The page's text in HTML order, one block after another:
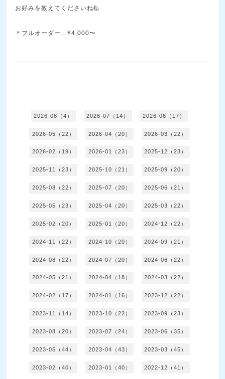
お好みを教えてくださいね🙋
＊フルオーダー…¥4,000〜
2026-08（4） 2026-07（14） 2026-06（17）
2026-05（22） 2026-04（20） 2026-03（22）
2026-02（19） 2026-01（23） 2025-12（23）
2025-11（23） 2025-10（21） 2025-09（20）
2025-08（22） 2025-07（20） 2025-06（21）
2025-05（23） 2025-04（20） 2025-03（22）
2025-02（20） 2025-01（20） 2024-12（22）
2024-11（22） 2024-10（20） 2024-09（21）
2024-08（22） 2024-07（20） 2024-06（22）
2024-05（21） 2024-04（18） 2024-03（22）
2024-02（17） 2024-01（16） 2023-12（22）
2023-11（14） 2023-10（22） 2023-09（23）
2023-08（20） 2023-07（24） 2023-06（35）
2023-05（44） 2023-04（43） 2023-03（45）
2023-02（40） 2023-01（40） 2022-12（41）